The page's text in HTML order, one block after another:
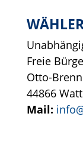
Freie
Otto-
44866
Mail: